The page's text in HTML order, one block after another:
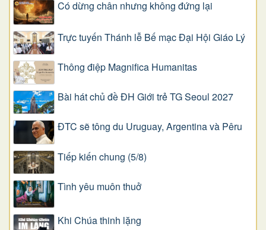
Có dừng chân nhưng không đứng lại
Trực tuyến Thánh lễ Bế mạc Đại Hội Giáo Lý
Thông điệp Magnifica Humanitas
Bài hát chủ đề ĐH Giới trẻ TG Seoul 2027
ĐTC sẽ tông du Uruguay, Argentina và Pêru
Tiếp kiến chung (5/8)
Tình yêu muôn thuở
Khi Chúa thinh lặng